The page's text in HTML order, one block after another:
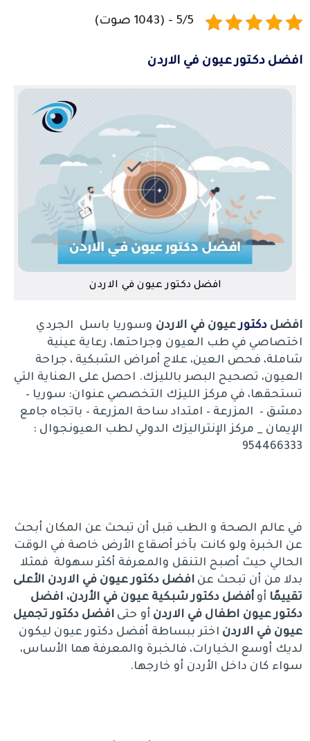
5/5 - (1043 صوت)
افضل دكتور عيون في الاردن
افضل دكتور عيون في الاردن
افضلدكتورعيون في الاردن وسوريا باسل الجردي
اختصاصي في طب العيون وجراحتها، رعاية عينية
شاملة، فحص العين، علاج أمراض الشبكية ، جراحة
العيون، تصحيح البصر بالليزك. احصل على العناية التي
تستحقها، في مركز الليزك التخصصي عنوان: سوريا –
دمشق – المزرعة – امتداد ساحة المزرعة – باتجاه جامع
الإيمان _ مركز الإنتراليزك الدولي لطب العيونجوال :
954466333
في عالم الصحة و الطب قبل أن تبحث عن المكان أبحث
عن الخبرة ولو كانت بآخر أصقاع الأرض خاصة في الوقت
الحالي حيث أصبح التنقل والمعرفة أكثر سهولة فمثلا
بدلا من أن تبحث عنافضل دكتور عيون في الاردن الأعلى
تقييمًا أوأفضل دكتور شبكية عيون في الأردن، افضل
دكتور عيون اطفال في الاردن أو حتىافضل دكتور تجميل
عيون في الاردن اختر ببساطة أفضل دكتور عيون ليكون
لديك أوسع الخيارات، فالخبرة والمعرفة هما الأساس،
سواء كان داخل الأردن أو خارجها.